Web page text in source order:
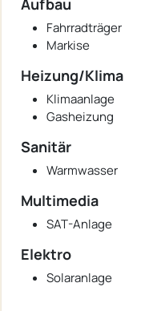
Aufbau
Fahrradträger
Markise
Heizung/Klima
Klimaanlage
Gasheizung
Sanitär
Warmwasser
Multimedia
SAT-Anlage
Elektro
Solaranlage